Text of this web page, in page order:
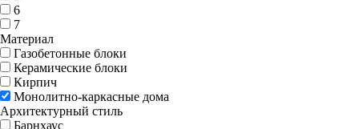
6
7
Материал
Газобетонные блоки
Керамические блоки
Кирпич
Монолитно-каркасные дома
Архитектурный стиль
Барнхаус